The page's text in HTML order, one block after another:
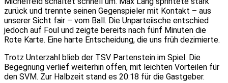
zurück und trennte seinen Gegenspieler mit Kontakt – aus
unserer Sicht fair – vom Ball. Die Unparteiische entschied
jedoch auf Foul und zeigte bereits nach fünf Minuten die
Rote Karte. Eine harte Entscheidung, die uns früh dezimierte.
Trotz Unterzahl blieb der TSV Partenstein im Spiel. Die
Begegnung verlief weiterhin offen, mit leichten Vorteilen für
den SVM. Zur Halbzeit stand es 20:18 für die Gastgeber.